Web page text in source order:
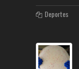
Deportes